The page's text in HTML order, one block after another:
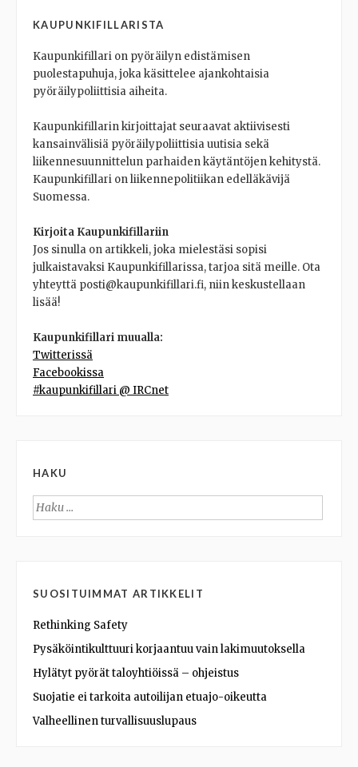
KAUPUNKIFILLARISTA
Kaupunkifillari on pyöräilyn edistämisen
puolestapuhuja, joka käsittelee ajankohtaisia
pyöräilypoliittisia aiheita.
Kaupunkifillarin kirjoittajat seuraavat aktiivisesti
kansainvälisiä pyöräilypoliittisia uutisia sekä
liikennesuunnittelun parhaiden käytäntöjen kehitystä.
Kaupunkifillari on liikennepolitiikan edelläkävijä
Suomessa.
Kirjoita Kaupunkifillariin
Jos sinulla on artikkeli, joka mielestäsi sopisi
julkaistavaksi Kaupunkifillarissa, tarjoa sitä meille. Ota
yhteyttä posti@kaupunkifillari.fi, niin keskustellaan
lisää!
Kaupunkifillari muualla:
Twitterissä
Facebookissa
#kaupunkifillari @ IRCnet
HAKU
Haku:
SUOSITUIMMAT ARTIKKELIT
Rethinking Safety
Pysäköintikulttuuri korjaantuu vain lakimuutoksella
Hylätyt pyörät taloyhtiöissä – ohjeistus
Suojatie ei tarkoita autoilijan etuajo-oikeutta
Valheellinen turvallisuuslupaus